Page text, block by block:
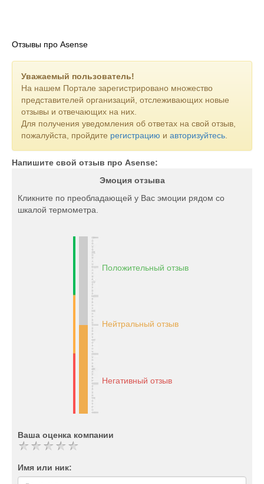
Отзывы про Asense
Уважаемый пользователь!
На нашем Портале зарегистрировано множество
представителей организаций, отслеживающих новые
отзывы и отвечающих на них.
Для получения уведомления об ответах на свой отзыв,
пожалуйста, пройдите регистрацию и авторизуйтесь
Напишите свой отзыв про Asense:
Эмоция отзыва
Кликните по преобладающей у Вас эмоции рядом со
шкалой термометра.
Положительный отзыв
Нейтральный отзыв
Негативный отзыв
Ваша оценка компании
Имя или ник: